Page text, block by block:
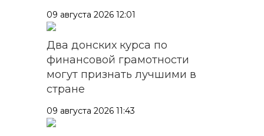
09 августа 2026 12:01
Два донских курса по
финансовой грамотности
могут признать лучшими в
стране
09 августа 2026 11:43